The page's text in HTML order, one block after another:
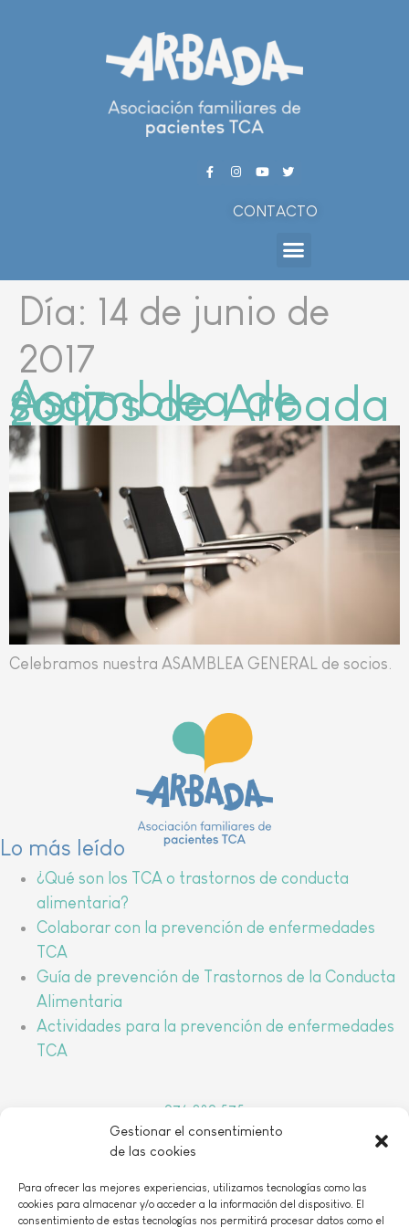
Gestionar el consentimiento
de las cookies
Para ofrecer las mejores experiencias, utilizamos tecnologías como las
cookies para almacenar y/o acceder a la información del dispositivo. El
consentimiento de estas tecnologías nos permitirá procesar datos como el
CONTACTO
Día: 14 de junio de
2017
Asamblea de
socios de Arbada
2017
Celebramos nuestra ASAMBLEA GENERAL de socios.
976 389 575
arbada@arbada.org
C/Coso, 157, 1oB 50001 Zaragoza
Lo más leído
¿Qué son los TCA o trastornos de conducta
alimentaria?
Colaborar con la prevención de enfermedades
TCA
Guía de prevención de Trastornos de la Conducta
Alimentaria
Actividades para la prevención de enfermedades
TCA